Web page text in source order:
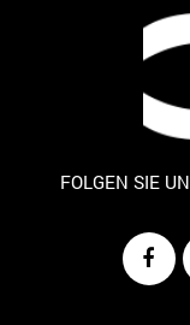
FOLGEN SIE